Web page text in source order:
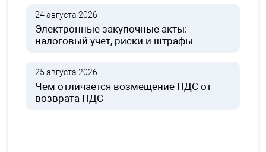
24 августа 2026
Электронные закупочные акты:
налоговый учет, риски и штрафы
25 августа 2026
Чем отличается возмещение НДС от
возврата НДС